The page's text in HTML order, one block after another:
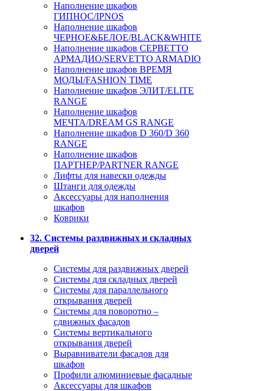
Наполнение шкафов
ГИПНОС/IPNOS
Наполнение шкафов
ЧЕРНОЕ&БЕЛОЕ/BLACK&WHITE
Наполнение шкафов СЕРВЕТТО
АРМАДИО/SERVETTO ARMADIO
Наполнение шкафов ВРЕМЯ
МОДЫ/FASHION TIME
Наполнение шкафов ЭЛИТ/ELITE
RANGE
Наполнение шкафов
МЕЧТА/DREAM GS RANGE
Наполнение шкафов D 360/D 360
RANGE
Наполнение шкафов
ПАРТНЕР/PARTNER RANGE
Лифты для навески одежды
Штанги для одежды
Аксессуары для наполнения
шкафов
Коврики
32. Системы раздвижных и складных
дверей
Системы для раздвижных дверей
Системы для складных дверей
Системы для параллельного
открывания дверей
Системы для поворотно –
сдвижных фасадов
Системы вертикального
открывания дверей
Выравниватели фасадов для
шкафов
Профили алюминиевые фасадные
Аксессуары для шкафов